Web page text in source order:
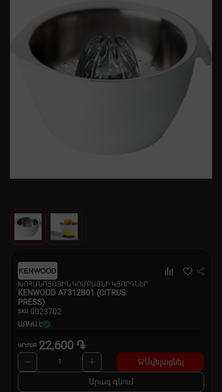
Խոհանոցի համար
Գեղեցկություն և խնամք
Ավտոմեքենաների աուդիոտեխնիկա
Սպասք
Ինքնագնացներ և ինքնագլորներ
ԽՈՀԱՆՈՑԱՅԻՆ ԿՈՄԲԱՅՆԻ ԿՑՈՐԴՆԵՐ
KENWOOD AT312B01 (CITRUS
PRESS)
SKU 0023702
ԱՌԿԱ Է
ԱՐԺԵՔ 22,600 ֏
1 Ավելացնել
Արագ գնում